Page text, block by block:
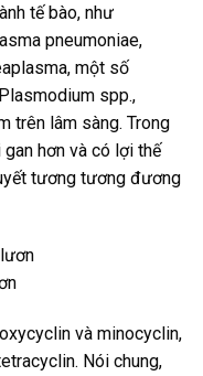
tế bào, như
pneumoniae,
một số
spp.,
trên lâm sàng. Trong
hơn và có lợi thế
tương tương đương
và minocyclin,
Nói chung,